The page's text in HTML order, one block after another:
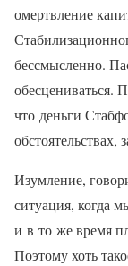
омертвление
бессмысленно.
обесцениваться.
что деньги
Изумление,
ситуация, когда
и в то же время
Поэтому хоть